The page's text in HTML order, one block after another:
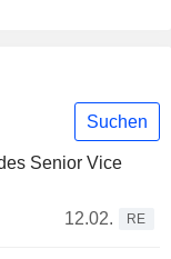
Suchen
Senior Vice
12.02.
RE